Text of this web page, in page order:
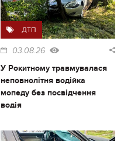
ДТП
03.08.26
У Рокитному травмувалася
неповнолітня водійка
мопеду без посвідчення
водія